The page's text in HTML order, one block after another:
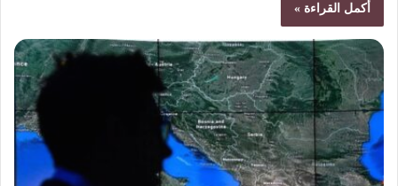
أكمل القراءة »